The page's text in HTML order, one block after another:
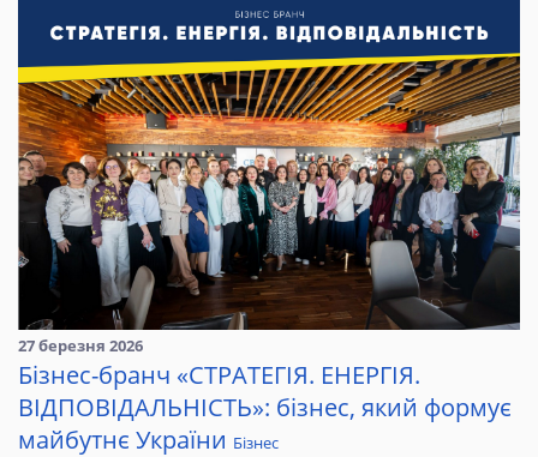
27 березня 2026
Бізнес-бранч «СТРАТЕГІЯ. ЕНЕРГІЯ.
ВІДПОВІДАЛЬНІСТЬ»: бізнес, який формує
майбутнє України Бізнес